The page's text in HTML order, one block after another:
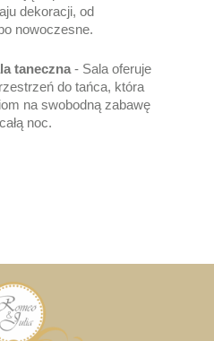
dekoracji, od
nowoczesne.
taneczna - Sala oferuje
do tańca, która
na swobodną zabawę
noc.